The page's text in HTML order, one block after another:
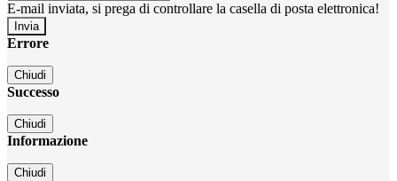
E-mail inviata, si prega di controllare la casella di posta elettronica!
Errore
Chiudi
Successo
Chiudi
Informazione
Chiudi